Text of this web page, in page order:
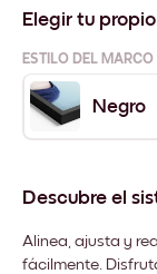
Elegir tu
ESTILO DEL MARCO
Negro
Descubre el
Alinea, ajusta y
fácilmente.